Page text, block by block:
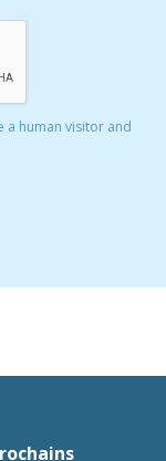
a human visitor and